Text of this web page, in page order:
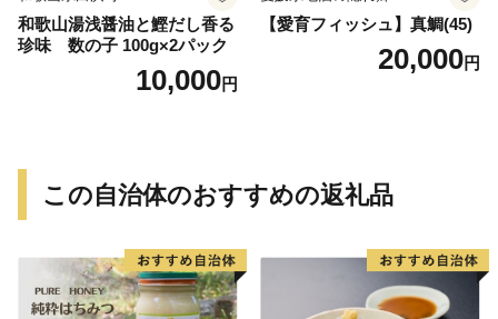
和歌山湯浅醤油と鰹だし香る
珍味 数の子 100g×2パック
10,000円
【愛育フィッシュ】真鯛(45)
20,000円
この自治体のおすすめの返礼品